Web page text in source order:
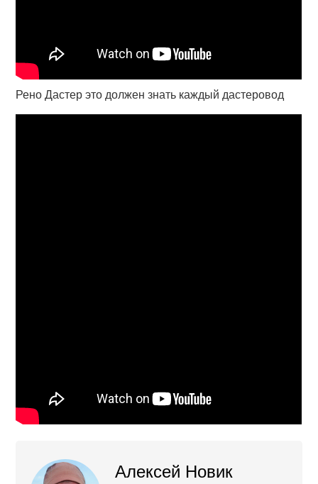
Рено Дастер это должен знать каждый дастеровод
Алексей Новик